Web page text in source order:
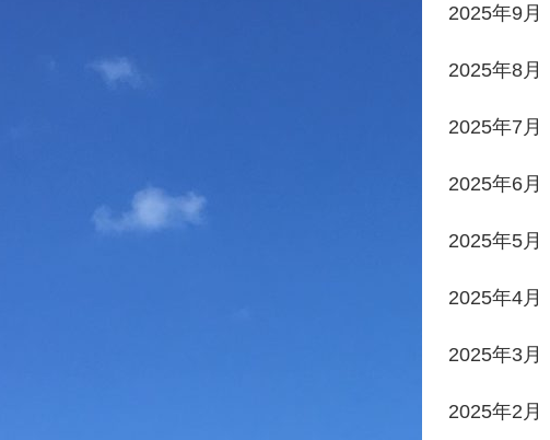
2025年9月
2025年8月
2025年7月
2025年6月
2025年5月
2025年4月
2025年3月
2025年2月